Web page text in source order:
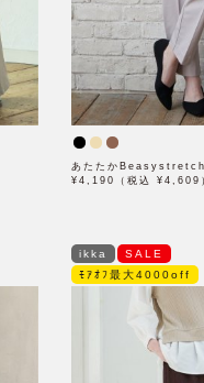
あたたかBeasystretch
¥4,190（税込 ¥4,609
ikka
SALE
ﾓｱｵﾌ最大4000off